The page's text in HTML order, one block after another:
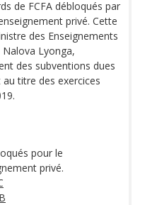
de FCFA débloqués par
privé. Cette
des Enseignements
Nalova Lyonga,
des subventions dues
titre des exercices
pour le
privé.